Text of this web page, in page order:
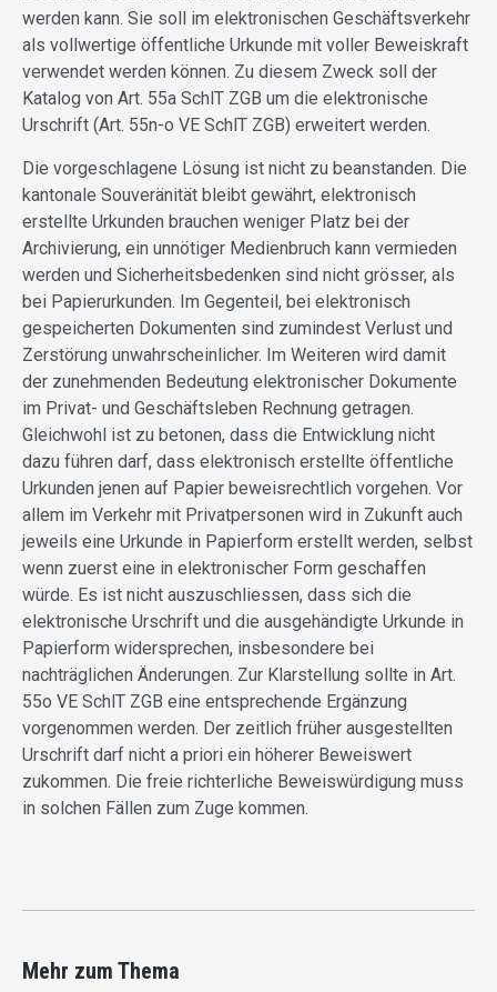
werden kann. Sie soll im elektronischen Geschäftsverkehr
als vollwertige öffentliche Urkunde mit voller Beweiskraft
verwendet werden können. Zu diesem Zweck soll der
Katalog von Art. 55a SchlT ZGB um die elektronische
Urschrift (Art. 55n-o VE SchlT ZGB) erweitert werden.
Die vorgeschlagene Lösung ist nicht zu beanstanden. Die
kantonale Souveränität bleibt gewährt, elektronisch
erstellte Urkunden brauchen weniger Platz bei der
Archivierung, ein unnötiger Medienbruch kann vermieden
werden und Sicherheitsbedenken sind nicht grösser, als
bei Papierurkunden. Im Gegenteil, bei elektronisch
gespeicherten Dokumenten sind zumindest Verlust und
Zerstörung unwahrscheinlicher. Im Weiteren wird damit
der zunehmenden Bedeutung elektronischer Dokumente
im Privat- und Geschäftsleben Rechnung getragen.
Gleichwohl ist zu betonen, dass die Entwicklung nicht
dazu führen darf, dass elektronisch erstellte öffentliche
Urkunden jenen auf Papier beweisrechtlich vorgehen. Vor
allem im Verkehr mit Privatpersonen wird in Zukunft auch
jeweils eine Urkunde in Papierform erstellt werden, selbst
wenn zuerst eine in elektronischer Form geschaffen
würde. Es ist nicht auszuschliessen, dass sich die
elektronische Urschrift und die ausgehändigte Urkunde in
Papierform widersprechen, insbesondere bei
nachträglichen Änderungen. Zur Klarstellung sollte in Art.
55o VE SchlT ZGB eine entsprechende Ergänzung
vorgenommen werden. Der zeitlich früher ausgestellten
Urschrift darf nicht a priori ein höherer Beweiswert
zukommen. Die freie richterliche Beweiswürdigung muss
in solchen Fällen zum Zuge kommen.
Mehr zum Thema